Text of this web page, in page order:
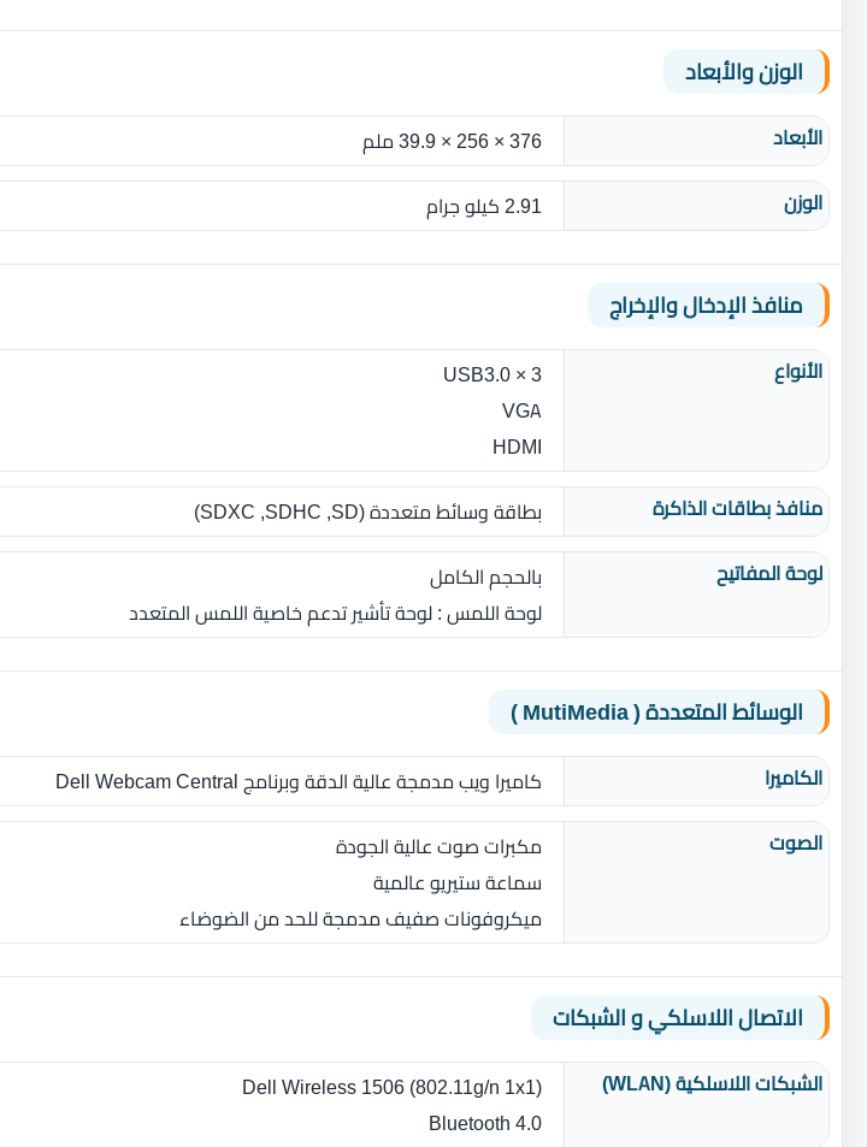
الوزن والأبعاد
الأبعاد
376 × 256 × 39.9 ملم
الوزن
2.91 كيلو جرام
منافذ الإدخال والإخراج
الأنواع
3 × USB3.0
VGA
HDMI
منافذ بطاقات الذاكرة
بطاقة وسائط متعددة ‏(‏SD‏,‏ SDHC‏,‏ SDXC‏)‏
لوحة المفاتيح
بالحجم الكامل
لوحة اللمس ‏: ‏لوحة تأشير تدعم خاصية اللمس المتعدد
الوسائط المتعددة ( MutiMedia )
الكاميرا
كاميرا ويب مدمجة عالية الدقة وبرنامج Dell Webcam Central
الصوت
مكبرات صوت عالية الجودة
سماعة ستيريو عالمية
ميكروفونات صفيف مدمجة للحد من الضوضاء
الاتصال اللاسلكي و الشبكات
الشبكات اللاسلكية (WLAN)
Dell Wireless 1506 (802.11g/n 1x1)
Bluetooth 4.0